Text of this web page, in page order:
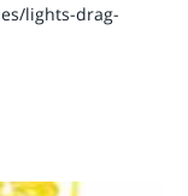
lights-drag-